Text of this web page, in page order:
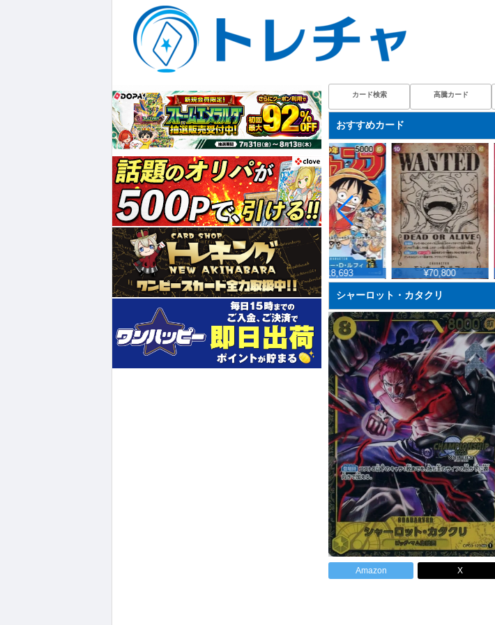
カード検索 高騰カード
おすすめカード
¥347 ¥980 ¥18,693 ¥70,800
シャーロット・カタクリ
Amazon X